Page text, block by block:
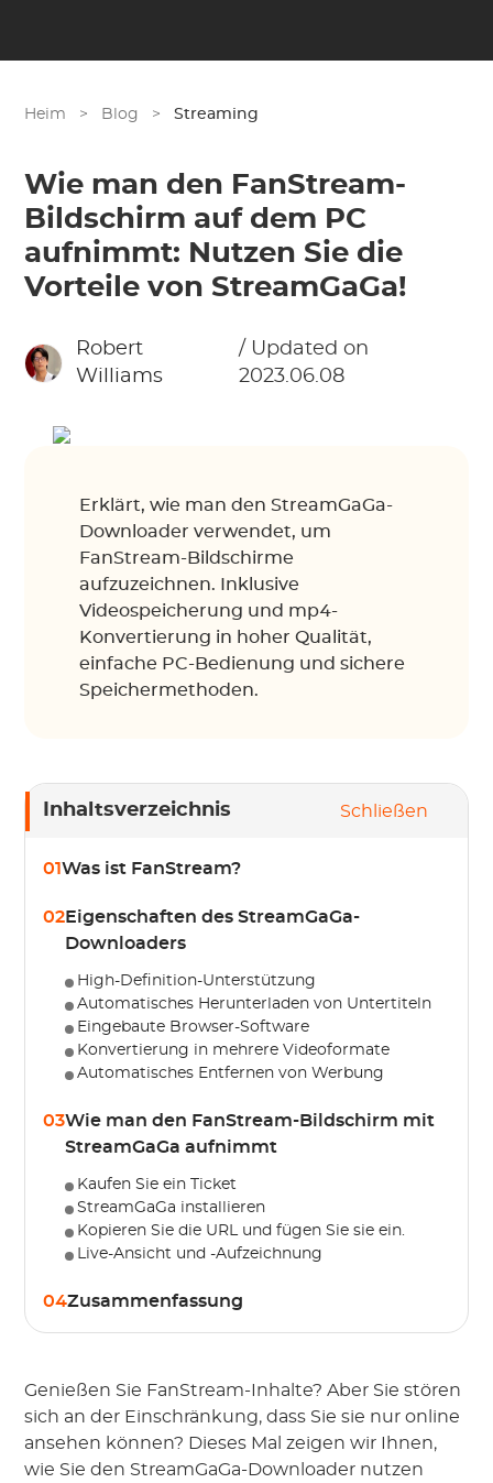
Heim > Blog > Streaming
Wie man den FanStream-
Bildschirm auf dem PC
aufnimmt: Nutzen Sie die
Vorteile von StreamGaGa!
Robert
Williams
/ Updated on
2023.06.08
Erklärt, wie man den StreamGaGa-
Downloader verwendet, um
FanStream-Bildschirme
aufzuzeichnen. Inklusive
Videospeicherung und mp4-
Konvertierung in hoher Qualität,
einfache PC-Bedienung und sichere
Speichermethoden.
Inhaltsverzeichnis Schließen
01Was ist FanStream?
02Eigenschaften des StreamGaGa-
Downloaders
High-Definition-Unterstützung
Automatisches Herunterladen von Untertiteln
Eingebaute Browser-Software
Konvertierung in mehrere Videoformate
Automatisches Entfernen von Werbung
03Wie man den FanStream-Bildschirm mit
StreamGaGa aufnimmt
Kaufen Sie ein Ticket
StreamGaGa installieren
Kopieren Sie die URL und fügen Sie sie ein.
Live-Ansicht und -Aufzeichnung
04Zusammenfassung
Genießen Sie FanStream-Inhalte? Aber Sie stören
sich an der Einschränkung, dass Sie sie nur online
ansehen können? Dieses Mal zeigen wir Ihnen,
wie Sie den StreamGaGa-Downloader nutzen